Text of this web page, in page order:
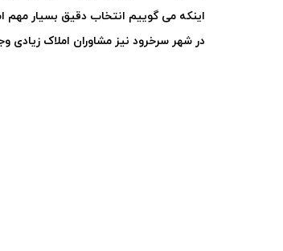
اینکه می گوییم انتخاب دقیق بسیار مهم
در شهر سرخرود نیز مشاوران املاک زیادی